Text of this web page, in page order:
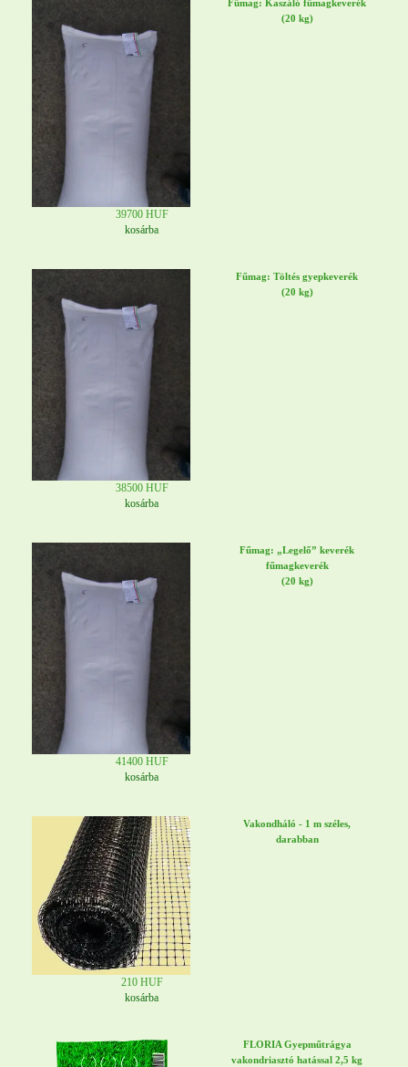
Fűmag: Kaszáló fűmagkeverék
(20 kg)
39700 HUF
kosárba
Fűmag: Töltés gyepkeverék
(20 kg)
38500 HUF
kosárba
Fűmag: „Legelő” keverék
fűmagkeverék
(20 kg)
41400 HUF
kosárba
Vakondháló - 1 m széles,
darabban
210 HUF
kosárba
FLORIA Gyepműtrágya
vakondriasztó hatással 2,5 kg